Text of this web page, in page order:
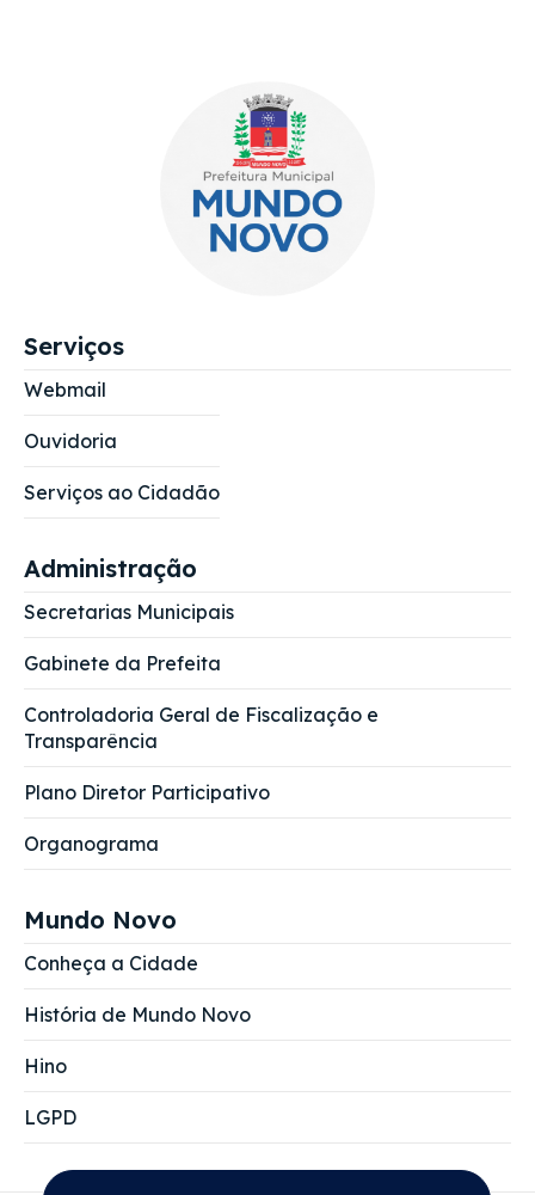
Serviços
Webmail
Ouvidoria
Serviços ao Cidadão
Administração
Secretarias Municipais
Gabinete da Prefeita
Controladoria Geral de Fiscalização e
Transparência
Plano Diretor Participativo
Organograma
Mundo Novo
Conheça a Cidade
História de Mundo Novo
Hino
LGPD